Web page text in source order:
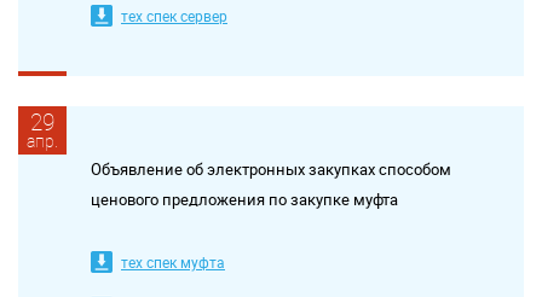
тех спек сервер
29
апр.
Объявление об электронных закупках способом
ценового предложения по закупке муфта
тех спек муфта